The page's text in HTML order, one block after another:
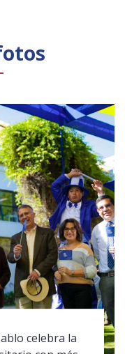
celebra la